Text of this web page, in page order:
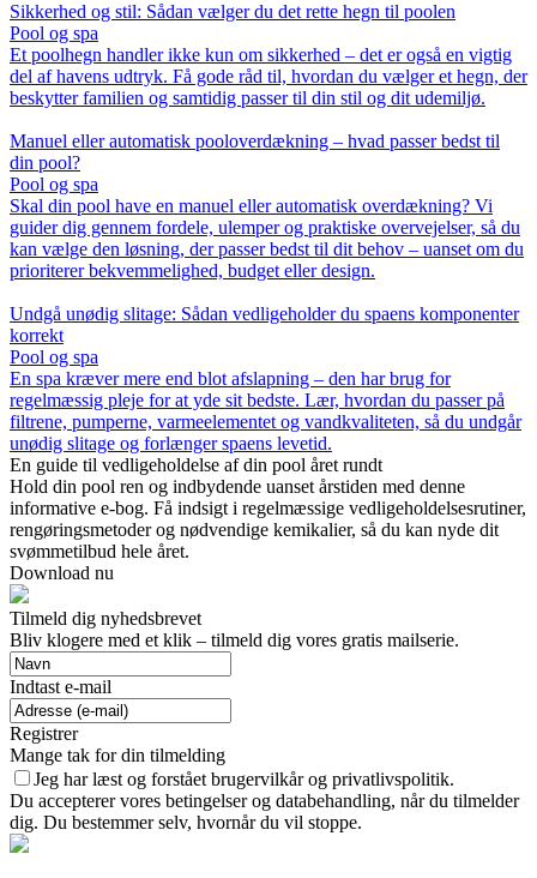
Sikkerhed og stil: Sådan vælger du det rette hegn til poolen
Pool og spa
Et poolhegn handler ikke kun om sikkerhed – det er også en vigtig
del af havens udtryk. Få gode råd til, hvordan du vælger et hegn, der
beskytter familien og samtidig passer til din stil og dit udemiljø.
Manuel eller automatisk pooloverdækning – hvad passer bedst til
din pool?
Pool og spa
Skal din pool have en manuel eller automatisk overdækning? Vi
guider dig gennem fordele, ulemper og praktiske overvejelser, så du
kan vælge den løsning, der passer bedst til dit behov – uanset om du
prioriterer bekvemmelighed, budget eller design.
Undgå unødig slitage: Sådan vedligeholder du spaens komponenter
korrekt
Pool og spa
En spa kræver mere end blot afslapning – den har brug for
regelmæssig pleje for at yde sit bedste. Lær, hvordan du passer på
filtrene, pumperne, varmeelementet og vandkvaliteten, så du undgår
unødig slitage og forlænger spaens levetid.
En guide til vedligeholdelse af din pool året rundt
Hold din pool ren og indbydende uanset årstiden med denne
informative e-bog. Få indsigt i regelmæssige vedligeholdelsesrutiner,
rengøringsmetoder og nødvendige kemikalier, så du kan nyde dit
svømmetilbud hele året.
Download nu
Tilmeld dig nyhedsbrevet
Bliv klogere med et klik – tilmeld dig vores gratis mailserie.
Indtast e-mail
Registrer
Mange tak for din tilmelding
Jeg har læst og forstået brugervilkår og privatlivspolitik.
Du accepterer vores betingelser og databehandling, når du tilmelder
dig. Du bestemmer selv, hvornår du vil stoppe.